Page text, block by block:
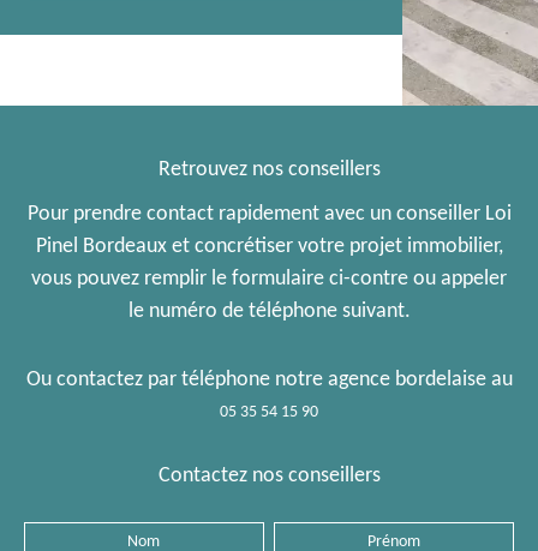
Retrouvez nos conseillers
Pour prendre contact rapidement avec un conseiller Loi
Pinel Bordeaux et concrétiser votre projet immobilier,
vous pouvez remplir le formulaire ci-contre ou appeler
le numéro de téléphone suivant.
Ou contactez par téléphone notre agence bordelaise au
05 35 54 15 90
Contactez nos conseillers